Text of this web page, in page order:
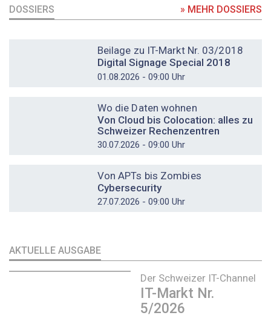
DOSSIERS » MEHR DOSSIERS
Beilage zu IT-Markt Nr. 03/2018
Digital Signage Special 2018
01.08.2026 - 09:00 Uhr
Wo die Daten wohnen
Von Cloud bis Colocation: alles zu
Schweizer Rechenzentren
30.07.2026 - 09:00 Uhr
Von APTs bis Zombies
Cybersecurity
27.07.2026 - 09:00 Uhr
AKTUELLE AUSGABE
Der Schweizer IT-Channel
IT-Markt Nr.
5/2026